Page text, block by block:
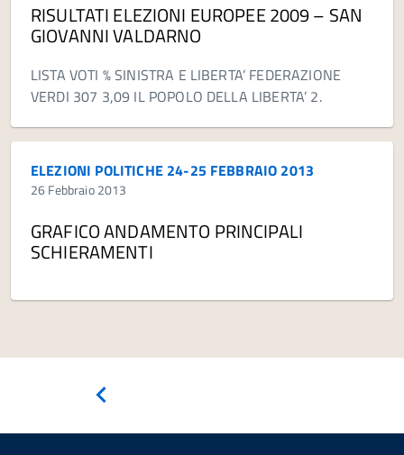
RISULTATI ELEZIONI EUROPEE 2009 – SAN
GIOVANNI VALDARNO
LISTA VOTI % SINISTRA E LIBERTA’ FEDERAZIONE
VERDI 307 3,09 IL POPOLO DELLA LIBERTA’ 2.
ELEZIONI POLITICHE 24-25 FEBBRAIO 2013
26 Febbraio 2013
GRAFICO ANDAMENTO PRINCIPALI
SCHIERAMENTI